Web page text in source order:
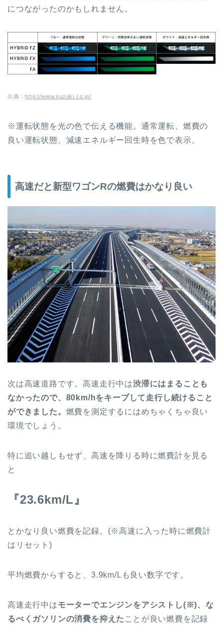
につながったのかもしれません。
出典： http://www.suzuki.co.jp/
※運転状態を光の色で伝える機能。通常運転、燃費の
良い運転状態、減速エネルギー回生時を色で表示。
高速だと新型ワゴンRの燃費はかなり良い
次は高速道路です。高速走行中は渋滞にはまることも
なかったので、80km/hをキープして走行し続けること
ができました。 燃費を測定するにはめちゃくちゃ良い
環境でしょう。
特に追い越しもせず、高速を降りる時に燃費計を見る
と
『23.6km/L』
とかなり良い燃費を記録。(※高速に入った時に燃費計
はリセット)
平均燃費からすると、3.9km/Lも良い数字です。
高速走行中はモーターでエンジンをアシストし(※)、な
るべくガソリンの消費を抑えた ことが良い燃費を記録